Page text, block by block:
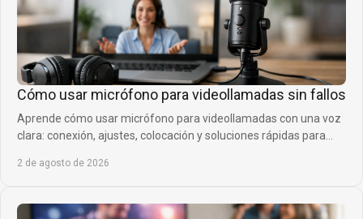
Cómo usar micrófono para videollamadas sin fallos
Aprende cómo usar micrófono para videollamadas con una voz
clara: conexión, ajustes, colocación y soluciones rápidas para
2 de agosto de 2026